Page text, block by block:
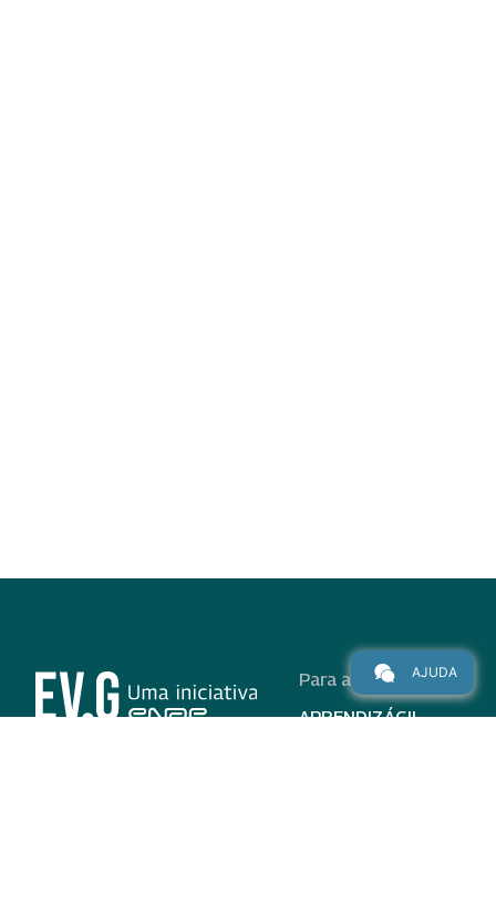
Para alunos
APRENDIZÁGIL
AJUDA